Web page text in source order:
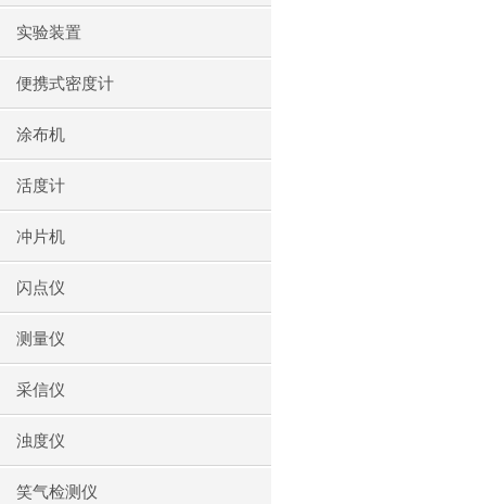
实验装置
便携式密度计
涂布机
活度计
冲片机
闪点仪
测量仪
采信仪
浊度仪
笑气检测仪